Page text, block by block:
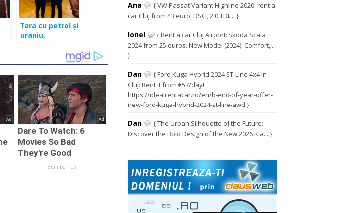
Ţara cu petrol şi
uraniu,
Cluj. Prefectul s-
a întâlnit cu
ambasadorul şi
cu Ştefan
Gadola
Ana
{ VW Passat Variant Highline 2020: rent a
car Cluj from 43 euro, DSG, 2.0 TDI.... }
Ionel
{ Rent a car Cluj Airport: Skoda Scala
2024 from 25 euros. New Model (2024): Comfort,...
}
Dan
{ Ford Kuga Hybrid 2024 ST-Line 4x4 in
Cluj: Rent it from €57/day!
https://idealrentacar.ro/en/b-end-of-year-offer-
new-ford-kuga-hybrid-2024-st-line-awd }
Dan
{ The Urban Silhouette of the Future:
Discover the Bold Design of the New 2026 Kia... }